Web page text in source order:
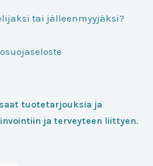
tai jälleenmyyjäksi?
tuotetarjouksia ja
ja terveyteen liittyen.